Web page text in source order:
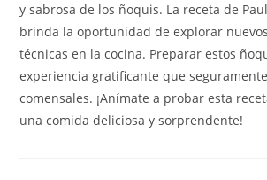
y sabrosa de los ñoquis. La receta de
brinda la oportunidad de explorar
técnicas en la cocina. Preparar estos
experiencia gratificante que
comensales. ¡Anímate a probar esta
una comida deliciosa y sorprendente!